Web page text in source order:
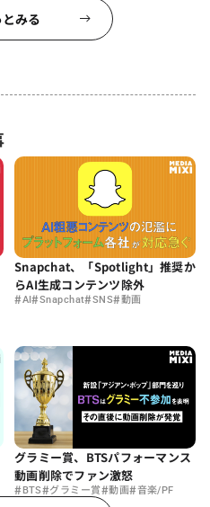
みる
Snapchat、「Spotlight」推奨か
らAI生成コンテンツ除外
#AI#Snapchat#SNS#動画
グラミー賞、BTSパフォーマンス
動画削除でファン激怒
#BTS#グラミー賞#動画#音楽/PF